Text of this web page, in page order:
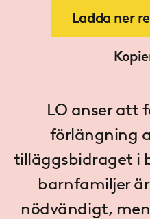
Ladda ner
LO anser att
förlängning
tilläggsbidraget i
barnfamiljer
nödvändigt,